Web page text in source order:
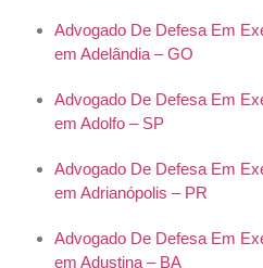
Advogado De Defesa Em
em Adelândia – GO
Advogado De Defesa Em
em Adolfo – SP
Advogado De Defesa Em
em Adrianópolis – PR
Advogado De Defesa Em
em Adustina – BA